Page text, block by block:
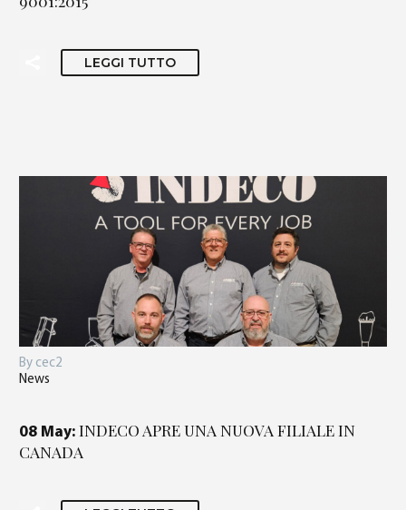
LEGGI TUTTO
By cec2
News
08 May: INDECO APRE UNA NUOVA FILIALE IN
CANADA